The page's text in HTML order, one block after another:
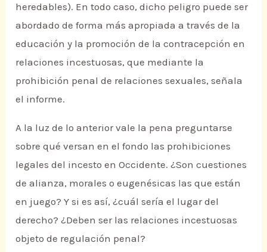
heredables). En todo caso, dicho peligro puede ser
abordado de forma más apropiada a través de la
educación y la promoción de la contracepción en
relaciones incestuosas, que mediante la
prohibición penal de relaciones sexuales, señala
el informe.
A la luz de lo anterior vale la pena preguntarse
sobre qué versan en el fondo las prohibiciones
legales del incesto en Occidente. ¿Son cuestiones
de alianza, morales o eugenésicas las que están
en juego? Y si es así, ¿cuál sería el lugar del
derecho? ¿Deben ser las relaciones incestuosas
objeto de regulación penal?